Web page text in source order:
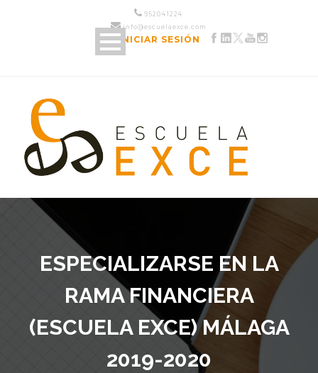
952 04 12 24
info@escuelaexce.com
INICIAR SESIÓN
ESPECIALIZARSE EN LA
RAMA FINANCIERA
(ESCUELA EXCE) MÁLAGA
2019-2020